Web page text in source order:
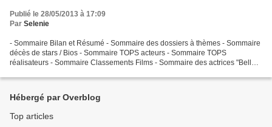
Publié le 28/05/2013 à 17:09
Par Selenie
- Sommaire Bilan et Résumé - Sommaire des dossiers à thèmes - Sommaire
décès de stars / Bios - Sommaire TOPS acteurs - Sommaire TOPS
réalisateurs - Sommaire Classements Films - Sommaire des actrices "Belle
Hébergé par Overblog
Top articles